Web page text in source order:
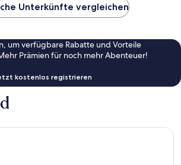
Unterkünfte vergleichen
um verfügbare Rabatte und Vorteile
Prämien für noch mehr Abenteuer!
kostenlos registrieren